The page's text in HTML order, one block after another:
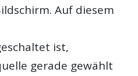
Auf diesem
ist,
gerade gewählt